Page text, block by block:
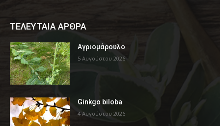
ΤΕΛΕΥΤΑΙΑ ΑΡΘΡΑ
Αγριομάρουλο
5 Αυγούστου 2026
Ginkgo biloba
4 Αυγούστου 2026